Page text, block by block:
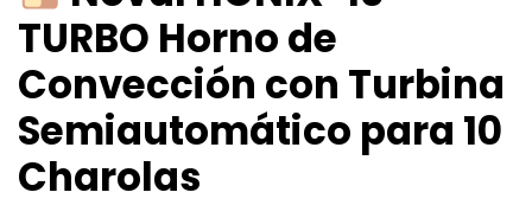
TURBO Horno de
Convección con Turbina
Semiautomático para 10
Charolas